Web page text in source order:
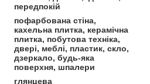
передпокій
пофарбована стіна,
кахельна плитка, керамічна
плитка, побутова техніка,
двері, меблі, пластик, скло,
дзеркало, будь-яка
поверхня, шпалери
глянцева